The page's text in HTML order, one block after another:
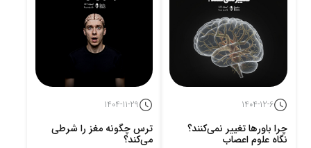
1404-12-6
چرا باورها تغییر نمی‌کنند؟
نگاه علوم اعصاب
1404-11-29
ترس چگونه مغز را شرطی
می‌کند؟